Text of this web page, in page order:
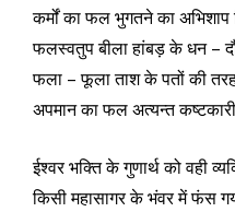
कर्मों का फल भुगतने का
फलस्वतुप बीला हांबड़ के धन –
फला – फूला ताश के पतों की
अपमान का फल अत्यन्त कष्टकारी
ईश्वर भक्ति के गुणार्थ को वही
किसी महासागर के भंवर में फंस